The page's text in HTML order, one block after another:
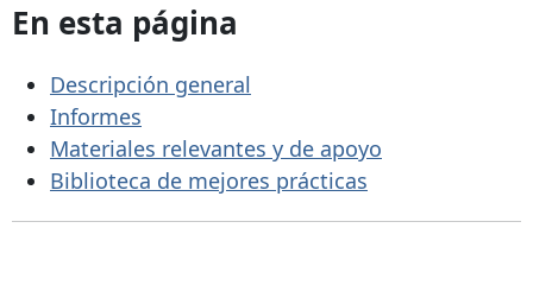
En esta página
Descripción general
Informes
Materiales relevantes y de apoyo
Biblioteca de mejores prácticas